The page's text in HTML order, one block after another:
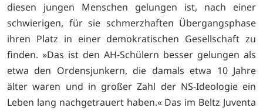
diesen jungen Menschen gelungen ist, nach einer
schwierigen, für sie schmerzhaften Übergangsphase
ihren Platz in einer demokratischen Gesellschaft zu
finden. »Das ist den AH-Schülern besser gelungen als
etwa den Ordensjunkern, die damals etwa 10 Jahre
älter waren und in großer Zahl der NS-Ideologie ein
Leben lang nachgetrauert haben.« Das im Beltz Juventa